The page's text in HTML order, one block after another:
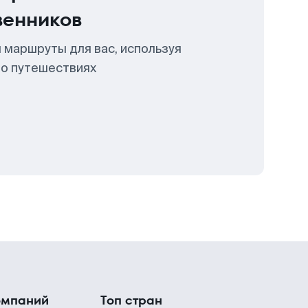
для вас, используя
путешествиях
Топ стран